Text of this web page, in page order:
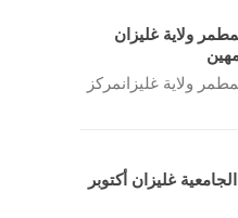
ولاية غليزان
ولاية غليزانمركز
غليزان أكتوبر